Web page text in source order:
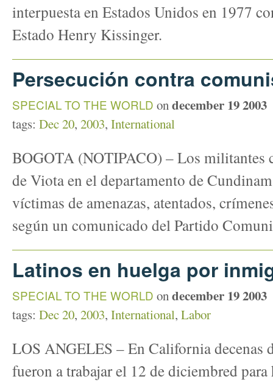
interpuesta en Estados Unidos en 1977
Estado Henry Kissinger.
Persecución contra
SPECIAL TO THE WORLD on december 19 2003
tags: Dec 20, 2003, International
BOGOTA (NOTIPACO) – Los militantes
de Viota en el departamento de
víctimas de amenazas, atentados,
según un comunicado del Partido
Latinos en huelga por
SPECIAL TO THE WORLD ondecember 19 2003
tags: Dec 20, 2003, International, Labor
LOS ANGELES – En California decenas
fueron a trabajar el 12 de diciembred